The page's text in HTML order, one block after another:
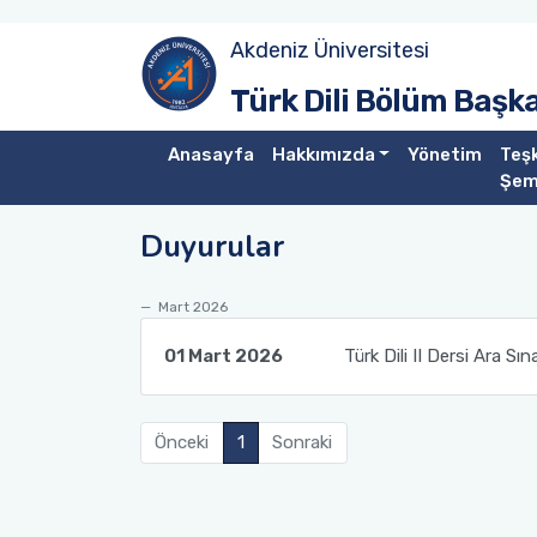
Akdeniz Üniversitesi
Türk Dili Bölüm
Anasayfa Hakkımızda Yönetim
Duyurular
Mart 2026
01 Mart 2026 Türk Dili II Dersi Ara
Önceki 1 Sonraki
Akademik Toplantılar